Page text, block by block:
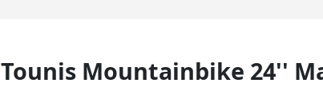
Tounis Mountainbike 24''